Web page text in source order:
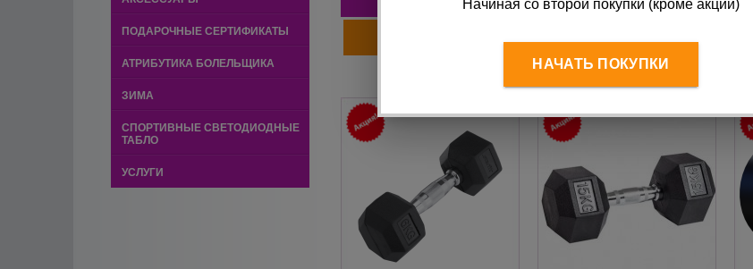
ПОДАРОЧНЫЕ СЕРТИФИКАТЫ
АТРИБУТИКА БОЛЕЛЬЩИКА
ЗИМА
СПОРТИВНЫЕ СВЕТОДИОДНЫЕ
ТАБЛО
УСЛУГИ
Начиная со второй покупки (кроме акций)
НАЧАТЬ ПОКУПКИ